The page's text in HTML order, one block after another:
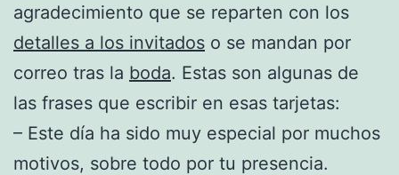
agradecimiento que se reparten con los
detalles a los invitados o se mandan por
correo tras la boda. Estas son algunas de
las frases que escribir en esas tarjetas:
– Este día ha sido muy especial por muchos
motivos, sobre todo por tu presencia.